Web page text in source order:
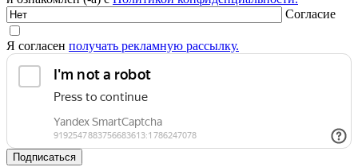
Согласие
Я согласен получать рекламную рассылку.